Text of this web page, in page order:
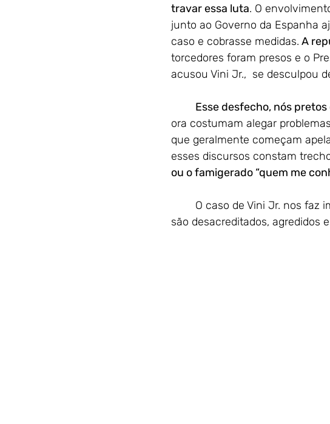
travar essa luta. O
junto ao Governo da Espanha
caso e cobrasse medidas. A
torcedores foram presos e o
acusou Vini Jr.,  se desculpou
Esse desfecho, nós
ora costumam alegar
que geralmente começam
esses discursos constam
ou o famigerado “quem me
são desacreditados, agredidos e